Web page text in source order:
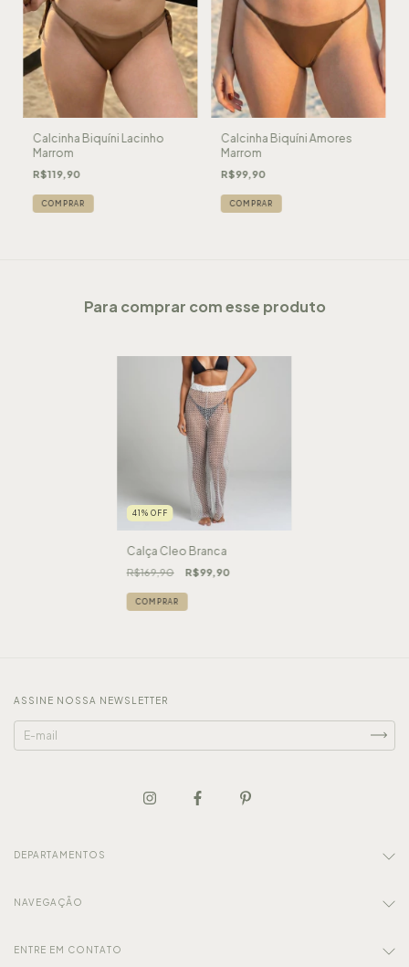
Calcinha Biquíni Lacinho
Marrom
R$119,90
COMPRAR
Calcinha Biquíni Amores
Marrom
R$99,90
COMPRAR
Para comprar com esse produto
41 % OFF
Calça Cleo Branca
R$169,90 R$99,90
COMPRAR
ASSINE NOSSA NEWSLETTER
DEPARTAMENTOS
NAVEGAÇÃO
ENTRE EM CONTATO